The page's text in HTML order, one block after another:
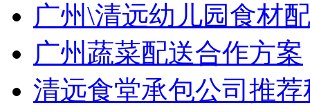
广州\清远幼儿园食材
广州蔬菜配送合作方案
清远食堂承包公司推